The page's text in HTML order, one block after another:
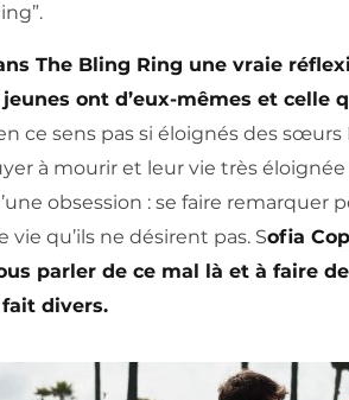
The Bling Ring une vraie
jeunes ont d’eux-mêmes et celle
ce sens pas si éloignés des
à mourir et leur vie très
obsession : se faire remarquer
vie qu’ils ne désirent pas. Sofia
parler de ce mal là et à faire
fait divers.